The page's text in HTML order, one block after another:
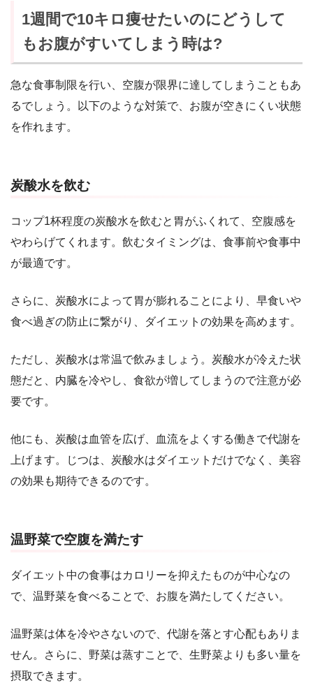
1週間で10キロ痩せたいのにどうして
もお腹がすいてしまう時は?
急な食事制限を行い、空腹が限界に達してしまうこともあ
るでしょう。以下のような対策で、お腹が空きにくい状態
を作れます。
炭酸水を飲む
コップ1杯程度の炭酸水を飲むと胃がふくれて、空腹感を
やわらげてくれます。飲むタイミングは、食事前や食事中
が最適です。
さらに、炭酸水によって胃が膨れることにより、早食いや
食べ過ぎの防止に繋がり、ダイエットの効果を高めます。
ただし、炭酸水は常温で飲みましょう。炭酸水が冷えた状
態だと、内臓を冷やし、食欲が増してしまうので注意が必
要です。
他にも、炭酸は血管を広げ、血流をよくする働きで代謝を
上げます。じつは、炭酸水はダイエットだけでなく、美容
の効果も期待できるのです。
温野菜で空腹を満たす
ダイエット中の食事はカロリーを抑えたものが中心なの
で、温野菜を食べることで、お腹を満たしてください。
温野菜は体を冷やさないので、代謝を落とす心配もありま
せん。さらに、野菜は蒸すことで、生野菜よりも多い量を
摂取できます。